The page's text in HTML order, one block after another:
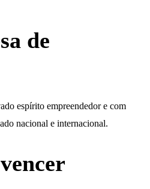
de
espírito empreendedor e com
nacional e internacional.